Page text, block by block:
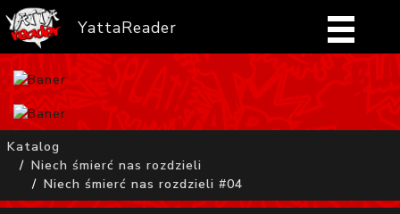
YattaReader
Home
FAQ
Katalog
Niech śmierć nas rozdzieli
Niech śmierć nas rozdzieli #04